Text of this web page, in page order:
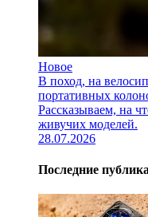
Новое
В поход, на
портативных
Рассказываем, на
живучих моделей.
28.07.2026
Последние